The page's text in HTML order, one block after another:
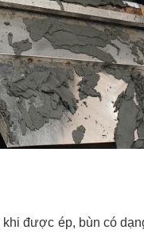
được ép, bùn có